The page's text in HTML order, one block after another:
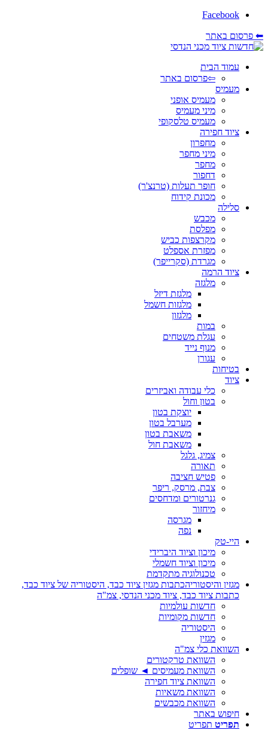
Facebook
⬅ פרסום באתר
עמוד הבית
⇦פרסום באתר
מעמיס
מעמיס אופני
מיני מעמיס
מעמיס טלסקופי
ציוד חפירה
מחפרון
מיני מחפר
מחפר
דחפור
חופר תעלות (טרנצ'ר)
מכונת קידוח
סלילה
מכבש
מפלסת
מקרצפות כביש
מפזרת אספלט
מגרדת (סקרייפר)
ציוד הרמה
מלגזה
מלגזת דיזל
מלגזות חשמל
מלגזון
במות
עגלת משטחים
מנוף נייד
עגורן
בטיחות
ציוד
כלי עבודה ואביזרים
בטון וחול
יוצקת בטון
מערבל בטון
משאבת בטון
משאבת חול
צמיג, גלגל
תאורה
פטיש חציבה
צבת, מרסק, ריפר
גנרטורים ומדחסים
מיחזור
מגרסה
נפה
היי-טק
מיכון וציוד היברידי
מיכון וציוד חשמלי
טכנולוגיה מתקדמת
מגזין והיסטוריהכתבות מגזין ציוד כבד, היסטוריה של ציוד כבד,
כתבות ציוד כבד, ציוד מכני הנדסי, צמ"ה
חדשות עולמיות
חדשות מקומיות
היסטוריה
מגזין
השוואת כלי צמ"ה
השוואת טרקטורים
השוואת מעמיסים ◄ שופלים
השוואת ציוד חפירה
השוואת משאיות
השוואת מכבשים
חיפוש באתר
תפריט תפריט